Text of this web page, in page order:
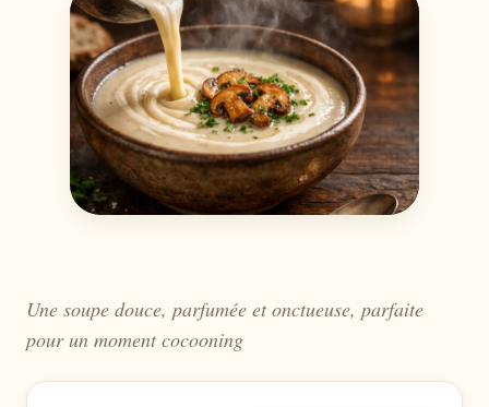
Une soupe douce, parfumée et onctueuse, parfaite
pour un moment cocooning